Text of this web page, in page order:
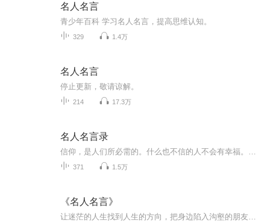
名人名言
青少年百科 学习名人名言，提高思维认知。
329 1.4万
名人名言
停止更新，敬请谅解。
214 17.3万
名人名言录
371 1.5万
《名人名言》